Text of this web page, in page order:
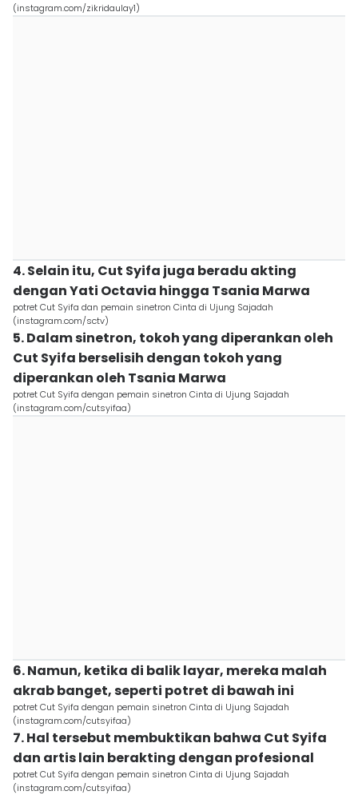
(instagram.com/zikridaulay1)
4. Selain itu, Cut Syifa juga beradu akting
dengan Yati Octavia hingga Tsania Marwa
potret Cut Syifa dan pemain sinetron Cinta di Ujung Sajadah
(instagram.com/sctv)
5. Dalam sinetron, tokoh yang diperankan oleh
Cut Syifa berselisih dengan tokoh yang
diperankan oleh Tsania Marwa
potret Cut Syifa dengan pemain sinetron Cinta di Ujung Sajadah
(instagram.com/cutsyifaa)
6. Namun, ketika di balik layar, mereka malah
akrab banget, seperti potret di bawah ini
potret Cut Syifa dengan pemain sinetron Cinta di Ujung Sajadah
(instagram.com/cutsyifaa)
7. Hal tersebut membuktikan bahwa Cut Syifa
dan artis lain berakting dengan profesional
potret Cut Syifa dengan pemain sinetron Cinta di Ujung Sajadah
(instagram.com/cutsyifaa)